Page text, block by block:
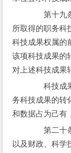
第十九条
所取得的职务科
科技成果权属的
该项科技成果的
对上述科技成果
科技成果
务科技成果的转
和数据占为己有
第二十条
以及财政、科学